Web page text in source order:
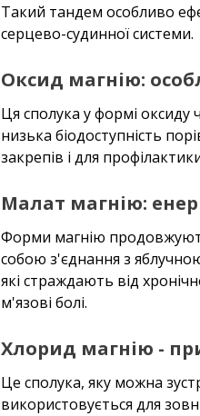
Такий тандем особливо
серцево-судинної системи.
Оксид магнію:
Ця сполука у формі оксиду
низька біодоступність
закрепів і для
Малат магнію:
Форми магнію
собою з'єднання з
які страждають від
м'язові болі.
Хлорид магнію -
Це сполука, яку можна
використовується для